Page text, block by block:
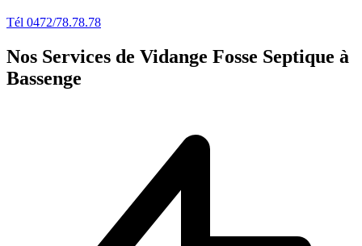
Tél 0472/78.78.78
Nos Services de Vidange Fosse Septique à
Bassenge